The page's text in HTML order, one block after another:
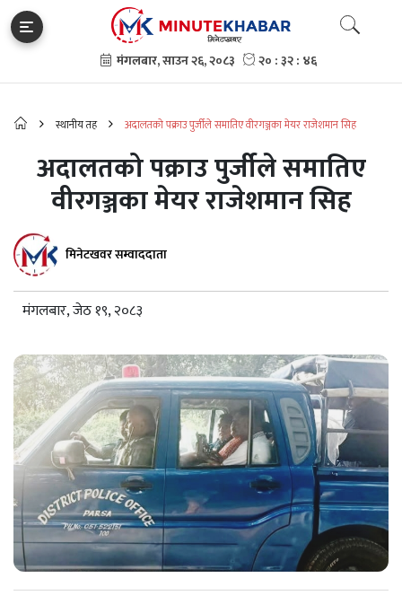
स्थानीय तह अदालतको पक्राउ पुर्जीले समातिए वीरगञ्जका मेयर राजेशमान सिह
अदालतको पक्राउ पुर्जीले समातिए
वीरगञ्जका मेयर राजेशमान सिह
मिनेटखवर सम्वाददाता
मंगलबार, जेठ १९, २०८३